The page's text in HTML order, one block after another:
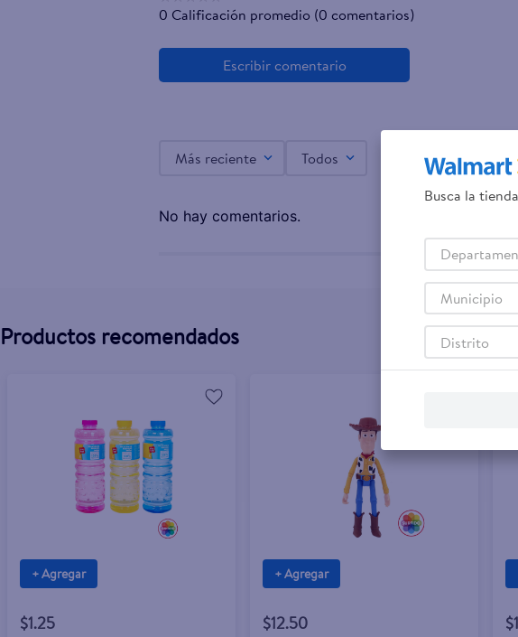
0 Calificación promedio (0 comentarios)
Más reciente Todos
No hay comentarios.
Productos recomendados
+ Agregar
$1.25
+ Agregar
$12.50
Busca la
Municipio
Distrito